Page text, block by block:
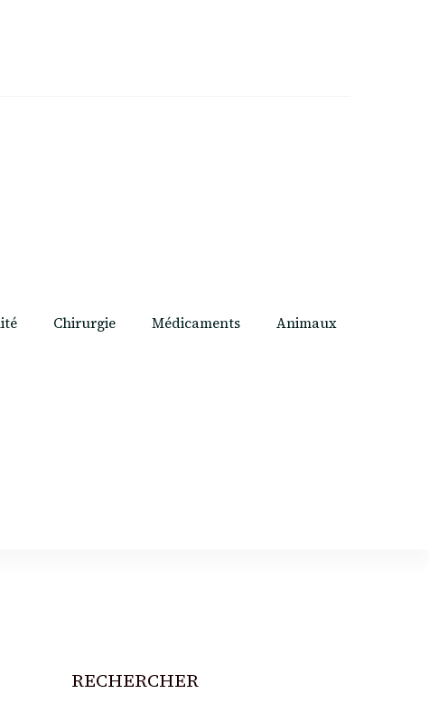
Chirurgie Médicaments Animaux
RECHERCHER